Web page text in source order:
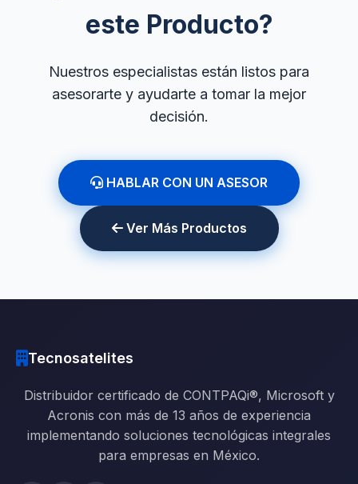
este Producto?
Nuestros especialistas están listos para
asesorarte y ayudarte a tomar la mejor
decisión.
HABLAR CON UN ASESOR
Ver Más Productos
Tecnosatelites
Distribuidor certificado de CONTPAQi®, Microsoft y
Acronis con más de 13 años de experiencia
implementando soluciones tecnológicas integrales
para empresas en México.